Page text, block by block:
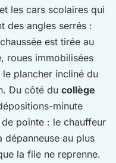
les cars scolaires qui
des angles serrés :
est tirée au
roues immobilisées
plancher incliné du
Du côté du collège
minute
pointe : le chauffeur
dépanneuse au plus
la file ne reprenne.